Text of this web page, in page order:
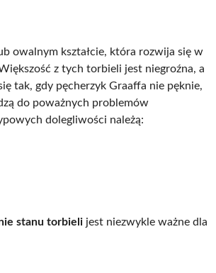
owalnym kształcie, która rozwija się w
z tych torbieli jest niegroźna, a
tak, gdy pęcherzyk Graaffa nie pęknie,
do poważnych problemów
dolegliwości należą:
stanu torbieli jest niezwykle ważne dla